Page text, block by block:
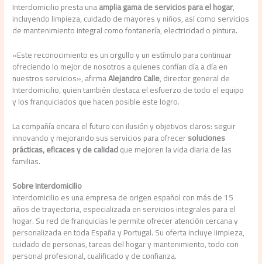
Interdomicilio presta unaamplia gama de servicios para el hogar,
incluyendo limpieza, cuidado de mayores y niños, así como servicios
de mantenimiento integral como fontanería, electricidad o pintura.
«Este reconocimiento es un orgullo y un estímulo para continuar
ofreciendo lo mejor de nosotros a quienes confían día a día en
nuestros servicios», afirmaAlejandro Calle, director general de
Interdomicilio, quien también destaca el esfuerzo de todo el equipo
y los franquiciados que hacen posible este logro.
La compañía encara el futuro con ilusión y objetivos claros: seguir
innovando y mejorando sus servicios para ofrecersoluciones
prácticas, eficaces y de calidadque mejoren la vida diaria de las
familias.
Sobre Interdomicilio
Interdomicilio es una empresa de origen español con más de 15
años de trayectoria, especializada en servicios integrales para el
hogar. Su red de franquicias le permite ofrecer atención cercana y
personalizada en toda España y Portugal. Su oferta incluye limpieza,
cuidado de personas, tareas del hogar y mantenimiento, todo con
personal profesional, cualificado y de confianza.